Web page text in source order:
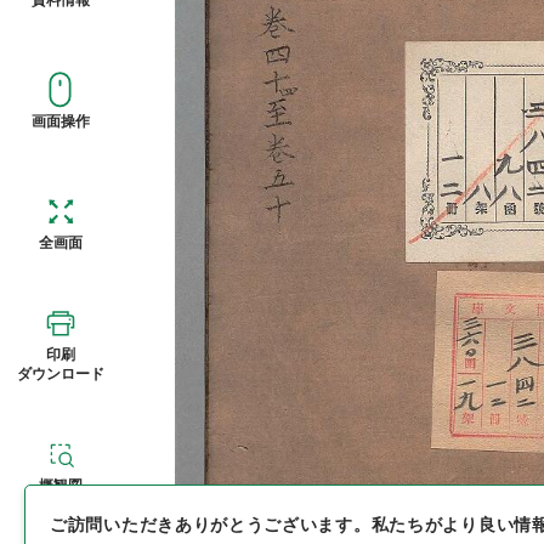
画面操作
全画面
印刷
ダウンロード
概観図
ご訪問いただきありがとうございます。 私たちがより良い情